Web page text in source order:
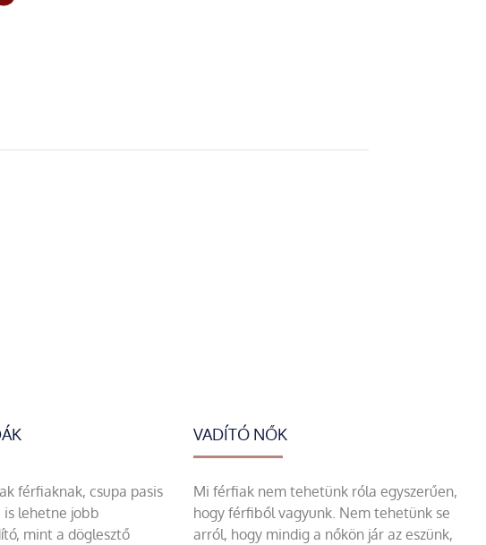
férfiaknak, csupa pasis
is lehetne jobb
mint a döglesztő
VADÍTÓ NŐK
Mi férfiak nem tehetünk róla egyszerűen,
hogy férfiből vagyunk. Nem tehetünk se
arról, hogy mindig a nőkön jár az eszünk,